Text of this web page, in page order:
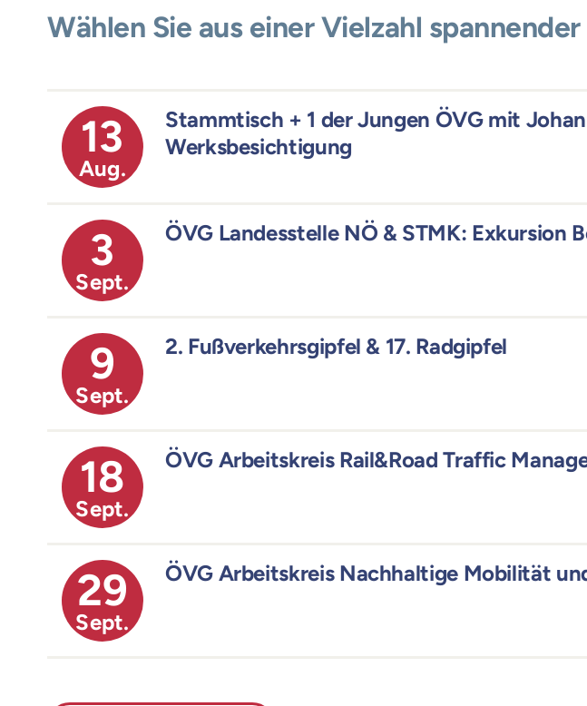
Wählen Sie aus einer Vielzahl
13
Aug.
Stammtisch + 1 der Jungen ÖVG mit
Werksbesichtigung
3
Sept.
ÖVG Landesstelle NÖ & STMK: Exkursion
9
Sept.
2. Fußverkehrsgipfel & 17. Radgipfel
18
Sept.
ÖVG Arbeitskreis Rail&Road Traffic
29
Sept.
ÖVG Arbeitskreis Nachhaltige Mobilität